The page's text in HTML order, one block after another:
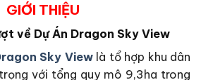
GIỚI THIỆU
về Dự Án Dragon Sky View
Sky Viewlà tổ hợp khu dân
với tổng quy mô 9,3ha trong